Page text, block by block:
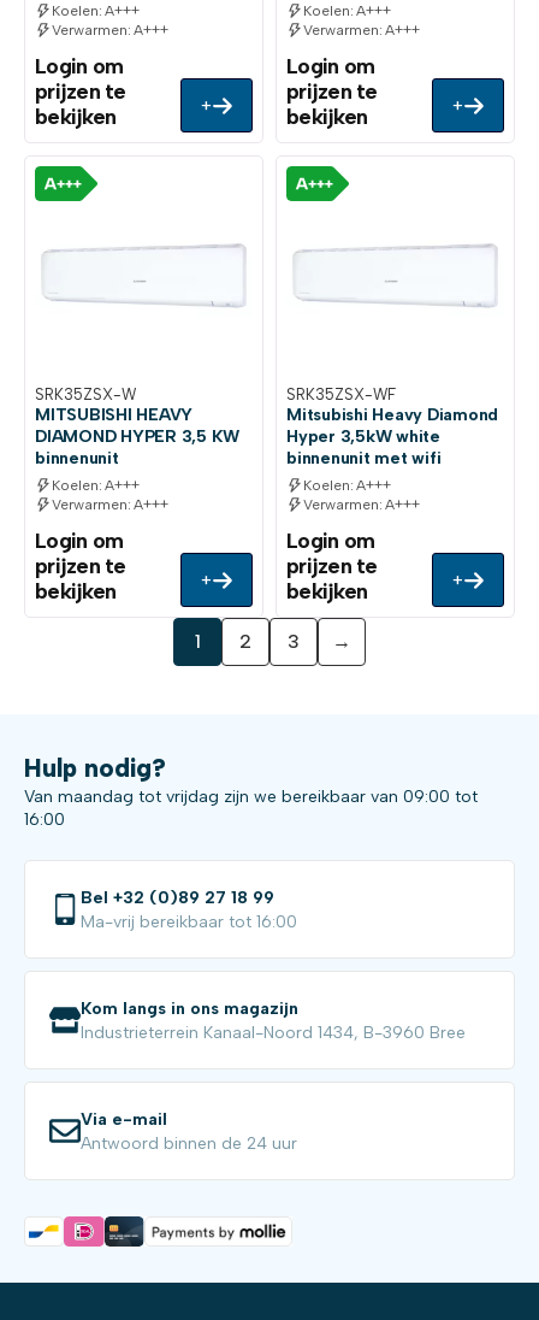
Koelen: A+++
Verwarmen: A+++
Login om
prijzen te
bekijken
+
Koelen: A+++
Verwarmen: A+++
Login om
prijzen te
bekijken
+
Koelen: A+++
Verwarmen: A+++
SRK35ZSX-W
MITSUBISHI HEAVY
DIAMOND HYPER 3,5 KW
binnenunit
Login om
prijzen te
bekijken
+
Koelen: A+++
Verwarmen: A+++
SRK35ZSX-WF
Mitsubishi Heavy Diamond
Hyper 3,5kW white
binnenunit met wifi
Login om
prijzen te
bekijken
+
1 2 3 →
Hulp nodig?
Van maandag tot vrijdag zijn we bereikbaar van 09:00 tot
16:00
Bel +32 (0)89 27 18 99
Ma-vrij bereikbaar tot 16:00
Kom langs in ons magazijn
Industrieterrein Kanaal-Noord 1434, B-3960 Bree
Via e-mail
Antwoord binnen de 24 uur